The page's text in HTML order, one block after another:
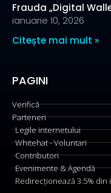
Frauda „Digital
ianuarie 10, 2026
Citește mai mult »
PAGINI
Verifică
Parteneri
Legile internetului
Whitehat - Voluntari
Contributori
Evenimente & Agendă
Redirecționează 3.5% din